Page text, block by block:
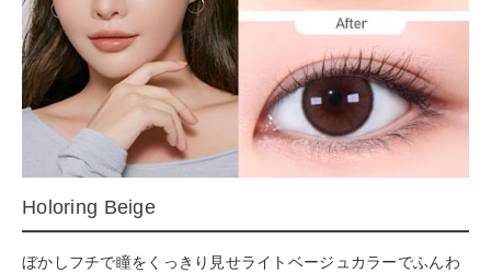
Holoring Beige
ぼかしフチで瞳をくっきり見せライトベージュカラーでふんわ